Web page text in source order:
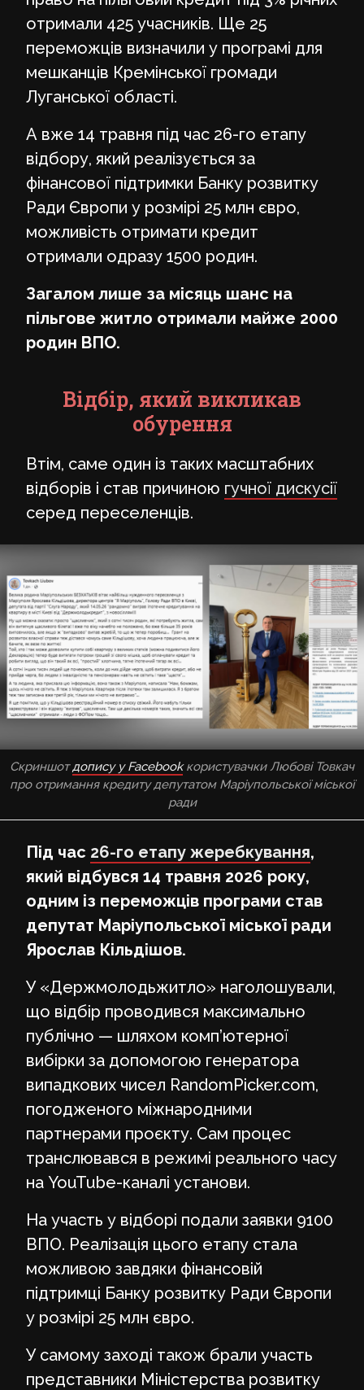
отримали 425 учасників. Ще 25
переможців визначили у програмі для
мешканців Кремінської громади
Луганської області.
А вже 14 травня під час 26-го етапу
відбору, який реалізується за
фінансової підтримки Банку розвитку
Ради Європи у розмірі 25 млн євро,
можливість отримати кредит
отримали одразу 1500 родин.
Загалом лише за місяць шанс на
пільгове житло отримали майже 2000
родин ВПО.
Відбір, який викликав
обурення
Втім, саме один із таких масштабних
відборів і став причиною гучної дискусії
серед переселенців.
Скриншотдопису у Facebookкористувачки Любові Товкач
про отримання кредиту депутатом Маріупольської міської
ради
Під час 26-го етапу жеребкування,
який відбувся 14 травня 2026 року,
одним із переможців програми став
депутат Маріупольської міської ради
Ярослав Кільдішов.
У «Держмолодьжитло» наголошували,
що відбір проводився максимально
публічно — шляхом комп’ютерної
вибірки за допомогою генератора
випадкових чисел RandomPicker.com,
погодженого міжнародними
партнерами проєкту. Сам процес
транслювався в режимі реального часу
на YouTube-каналі установи.
На участь у відборі подали заявки 9100
ВПО. Реалізація цього етапу стала
можливою завдяки фінансовій
підтримці Банку розвитку Ради Європи
у розмірі 25 млн євро.
У самому заході також брали участь
представники Міністерства розвитку